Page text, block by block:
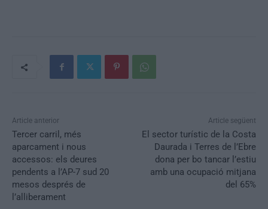
Article anterior
Tercer carril, més
aparcament i nous
accessos: els deures
pendents a l’AP-7 sud 20
mesos després de
l’alliberament
Article següent
El sector turístic de la Costa
Daurada i Terres de l’Ebre
dona per bo tancar l’estiu
amb una ocupació mitjana
del 65%